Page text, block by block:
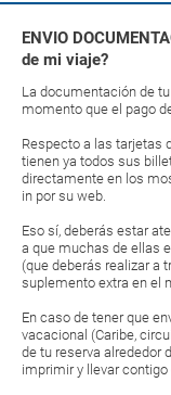
ENVIO
de mi viaje?
La documentación de
momento que el pago
Respecto a las tarjetas
tienen ya todos sus
directamente en los
in por su web.
Eso sí, deberás estar
a que muchas de ellas
(que deberás realizar a
suplemento extra en el
En caso de tener que
vacacional (Caribe,
de tu reserva alrededor
imprimir y llevar contigo